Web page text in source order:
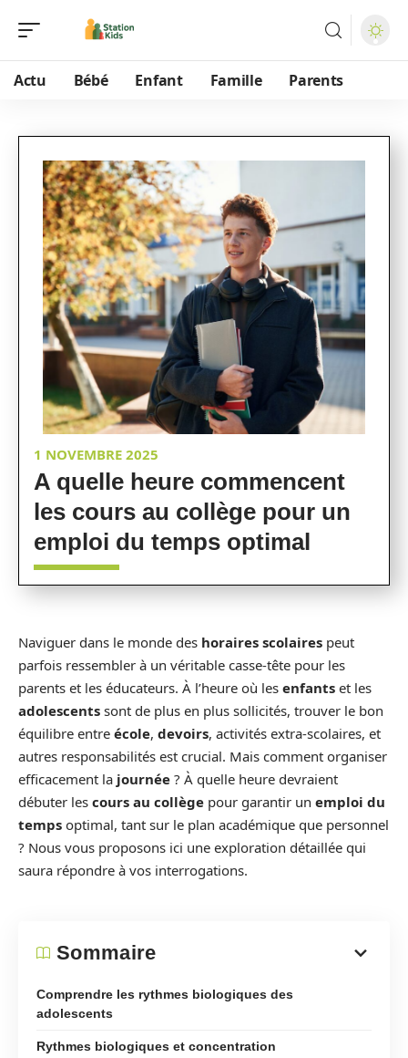
Actu Bébé Enfant Famille Parents
1 NOVEMBRE 2025
A quelle heure commencent
les cours au collège pour un
emploi du temps optimal
Naviguer dans le monde des horaires scolaires peut
parfois ressembler à un véritable casse-tête pour les
parents et les éducateurs. À l’heure où les enfants et les
adolescents sont de plus en plus sollicités, trouver le bon
équilibre entre école, devoirs, activités extra-scolaires, et
autres responsabilités est crucial. Mais comment organiser
efficacement la journée ? À quelle heure devraient
débuter les cours au collège pour garantir un emploi du
temps optimal, tant sur le plan académique que personnel
? Nous vous proposons ici une exploration détaillée qui
saura répondre à vos interrogations.
Sommaire
Comprendre les rythmes biologiques des
adolescents
Rythmes biologiques et concentration